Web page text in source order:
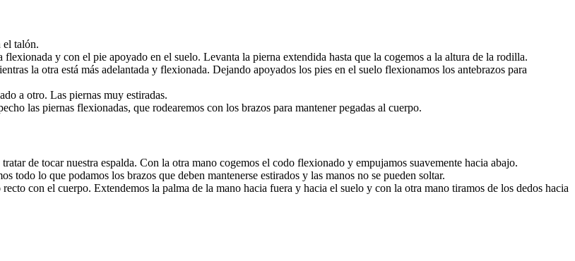
el talón.
y con el pie apoyado en el suelo. Levanta la pierna extendida hasta que la cogemos a la altura de la rodilla.
la otra está más adelantada y flexionada. Dejando apoyados los pies en el suelo flexionamos los antebrazos para
a otro. Las piernas muy estiradas.
las piernas flexionadas, que rodearemos con los brazos para mantener pegadas al cuerpo.
de tocar nuestra espalda. Con la otra mano cogemos el codo flexionado y empujamos suavemente hacia abajo.
todo lo que podamos los brazos que deben mantenerse estirados y las manos no se pueden soltar.
con el cuerpo. Extendemos la palma de la mano hacia fuera y hacia el suelo y con la otra mano tiramos de los dedos hacia